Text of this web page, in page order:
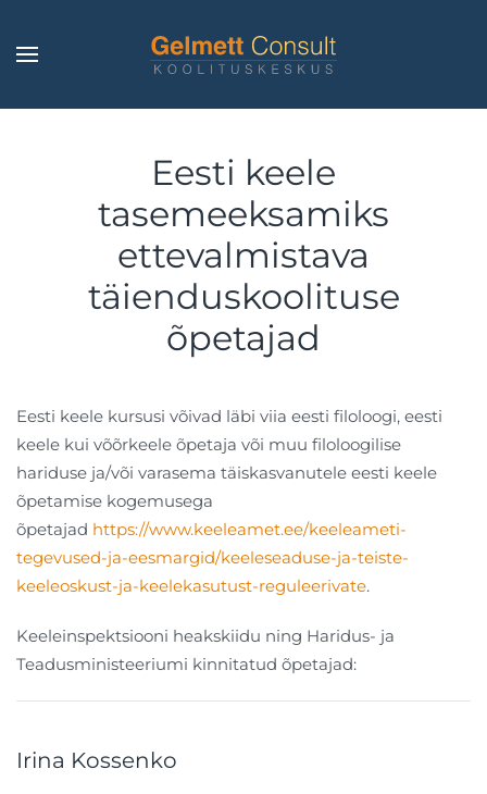
Skip to main content
Eesti keele
tasemeeksamiks
ettevalmistava
täienduskoolituse
õpetajad
Eesti keele kursusi võivad läbi viia eesti filoloogi, eesti
keele kui võõrkeele õpetaja või muu filoloogilise
hariduse ja/või varasema täiskasvanutele eesti keele
õpetamise kogemusega
õpetajad https://www.keeleamet.ee/keeleameti-
tegevused-ja-eesmargid/keeleseaduse-ja-teiste-
keeleoskust-ja-keelekasutust-reguleerivate.
Keeleinspektsiooni heakskiidu ning Haridus- ja
Teadusministeeriumi kinnitatud õpetajad:
Irina Kossenko